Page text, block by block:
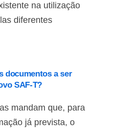
na utilização
diferentes
documentos a ser
SAF-T?
mandam que, para
já prevista, o